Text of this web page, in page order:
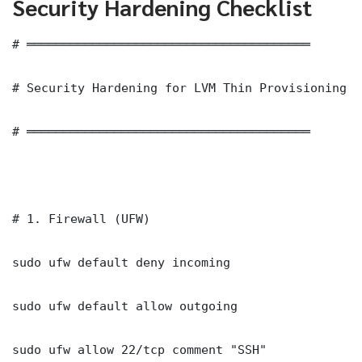
Security Hardening Checklist
# ═══════════════════════════════════════
# Security Hardening for LVM Thin Provisioning
# ═══════════════════════════════════════
# 1. Firewall (UFW)
sudo ufw default deny incoming
sudo ufw default allow outgoing
sudo ufw allow 22/tcp comment "SSH"